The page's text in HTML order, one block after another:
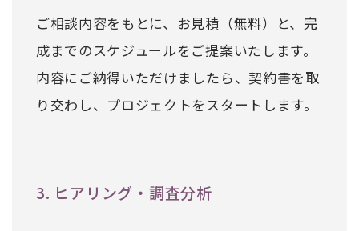
ご相談内容をもとに、お見積（無料）と、完
成までのスケジュールをご提案いたします。
内容にご納得いただけましたら、契約書を取
り交わし、プロジェクトをスタートします。
3. ヒアリング・調査分析